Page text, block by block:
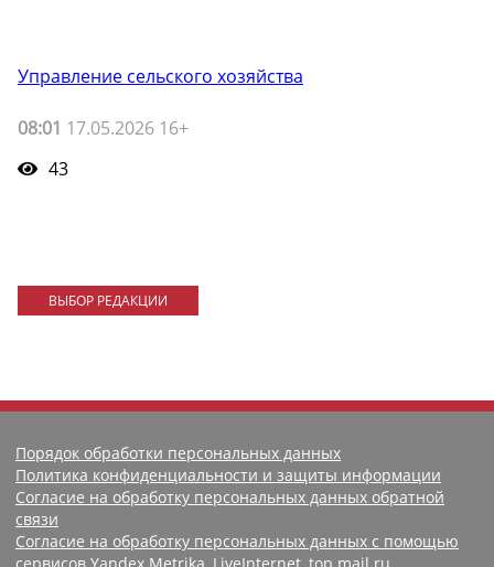
Управление сельского хозяйства
08:01 17.05.2026 16+
43
ВЫБОР РЕДАКЦИИ
Порядок обработки персональных данных
Политика конфиденциальности и защиты информации
Согласие на обработку персональных данных обратной
связи
Согласие на обработку персональных данных с помощью